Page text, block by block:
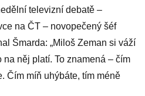
televizní debatě –
na ČT – novopečený šéf
Šmarda: „Miloš Zeman si váží
něj platí. To znamená – čím
Čím míň uhýbáte, tím méně